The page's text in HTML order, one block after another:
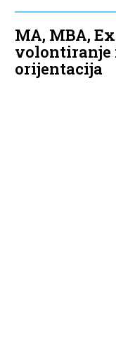
MA, MBA,
volontiranje
orijentacija